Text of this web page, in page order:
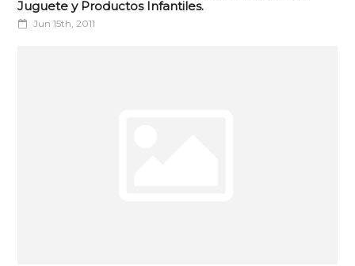
Juguete y Productos Infantiles.
Jun 15th, 2011